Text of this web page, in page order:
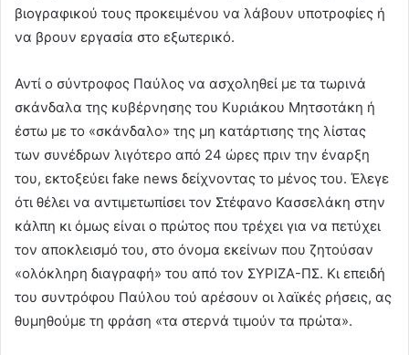
βιογραφικού τους προκειμένου να λάβουν υποτροφίες ή
να βρουν εργασία στο εξωτερικό.
Αντί ο σύντροφος Παύλος να ασχοληθεί με τα τωρινά
σκάνδαλα της κυβέρνησης του Κυριάκου Μητσοτάκη ή
έστω με το «σκάνδαλο» της μη κατάρτισης της λίστας
των συνέδρων λιγότερο από 24 ώρες πριν την έναρξη
του, εκτοξεύει fake news δείχνοντας το μένος του. Έλεγε
ότι θέλει να αντιμετωπίσει τον Στέφανο Κασσελάκη στην
κάλπη κι όμως είναι ο πρώτος που τρέχει για να πετύχει
τον αποκλεισμό του, στο όνομα εκείνων που ζητούσαν
«ολόκληρη διαγραφή» του από τον ΣΥΡΙΖΑ-ΠΣ. Κι επειδή
του συντρόφου Παύλου τού αρέσουν οι λαϊκές ρήσεις, ας
θυμηθούμε τη φράση «τα στερνά τιμούν τα πρώτα».